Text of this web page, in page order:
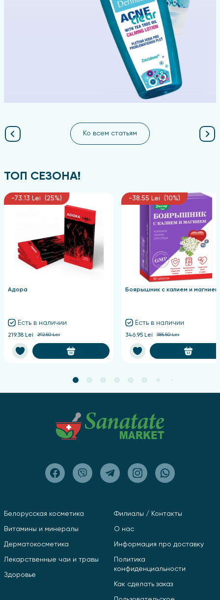
Ко всем статьям
ТОП СЕЗОНА!
-73.13 Lei (25%)
Адора
Есть в наличии
219.38 Lei 292.50 Lei
-38.55 Lei (10%)
Боярышник с калием и магнием
Есть в наличии
346.95 Lei 385.50 Lei
Белорусская косметика
Витамины и минералы
Дерматокосметика
Лекарственные чаи и травы
Здоровье
Филиалы / Контакты
О нас
Информация про доставку
Политика
конфиденциальности
Как сделать заказ